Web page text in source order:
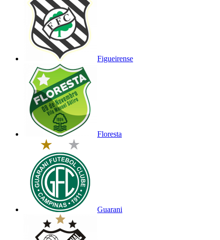
Figueirense
Floresta
Guarani